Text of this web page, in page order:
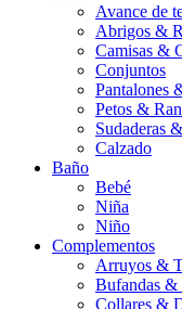
Avance de
Abrigos &
Camisas &
Conjuntos
Pantalones
Petos &
Sudaderas
Calzado
Baño
Bebé
Niña
Niño
Complementos
Arruyos &
Bufandas &
Collares &